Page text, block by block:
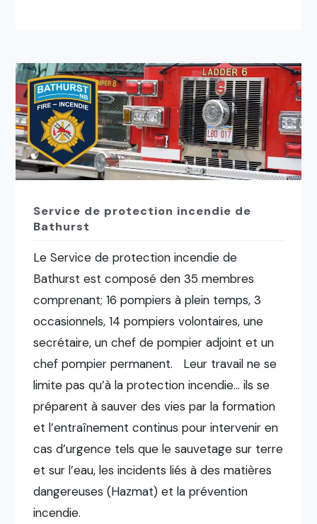
Service de protection incendie de
Bathurst
Le Service de protection incendie de
Bathurst est composé den 35 membres
comprenant; 16 pompiers à plein temps, 3
occasionnels, 14 pompiers volontaires, une
secrétaire, un chef de pompier adjoint et un
chef pompier permanent. Leur travail ne se
limite pas qu’à la protection incendie… ils se
préparent à sauver des vies par la formation
et l’entraînement continus pour intervenir en
cas d’urgence tels que le sauvetage sur terre
et sur l’eau, les incidents liés à des matières
dangereuses (Hazmat) et la prévention
incendie.